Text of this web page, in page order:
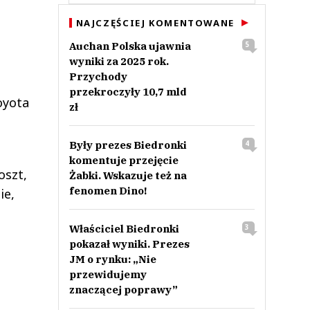
NAJCZĘŚCIEJ KOMENTOWANE
Auchan Polska ujawnia
wyniki za 2025 rok.
Przychody
przekroczyły 10,7 mld
zł
5
Były prezes Biedronki
komentuje przejęcie
Żabki. Wskazuje też na
fenomen Dino!
4
Właściciel Biedronki
pokazał wyniki. Prezes
JM o rynku: „Nie
przewidujemy
znaczącej poprawy”
3